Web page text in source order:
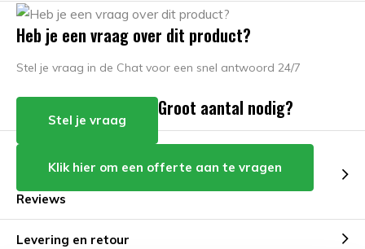
Heb je een vraag over dit product?
Stel je vraag in de Chat voor een snel antwoord 24/7
Stel je vraag
Groot aantal nodig?
Klik hier om een offerte aan te vragen
Reviews
Levering en retour